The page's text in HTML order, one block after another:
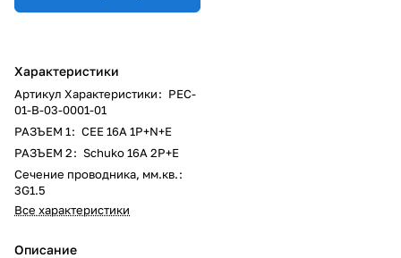
Характеристики
Артикул Характеристики: PEC-
01-B-03-0001-01
РАЗЪЕМ 1: CEE 16A 1P+N+E
РАЗЪЕМ 2: Schuko 16A 2P+E
Сечение проводника, мм.кв.:
3G1.5
Все характеристики
Описание